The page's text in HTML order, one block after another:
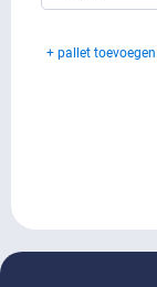
+ pallet toevoegen